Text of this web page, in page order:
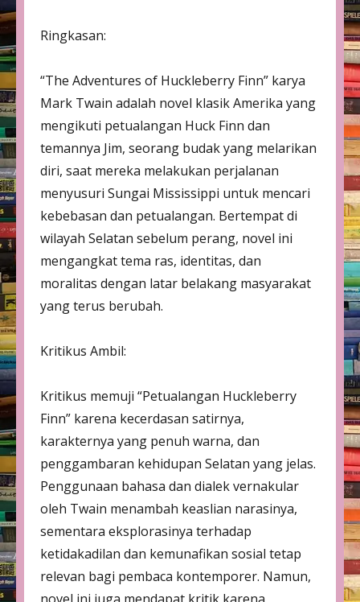
Ringkasan:
“The Adventures of Huckleberry Finn” karya
Mark Twain adalah novel klasik Amerika yang
mengikuti petualangan Huck Finn dan
temannya Jim, seorang budak yang melarikan
diri, saat mereka melakukan perjalanan
menyusuri Sungai Mississippi untuk mencari
kebebasan dan petualangan. Bertempat di
wilayah Selatan sebelum perang, novel ini
mengangkat tema ras, identitas, dan
moralitas dengan latar belakang masyarakat
yang terus berubah.
Kritikus Ambil:
Kritikus memuji “Petualangan Huckleberry
Finn” karena kecerdasan satirnya,
karakternya yang penuh warna, dan
penggambaran kehidupan Selatan yang jelas.
Penggunaan bahasa dan dialek vernakular
oleh Twain menambah keaslian narasinya,
sementara eksplorasinya terhadap
ketidakadilan dan kemunafikan sosial tetap
relevan bagi pembaca kontemporer. Namun,